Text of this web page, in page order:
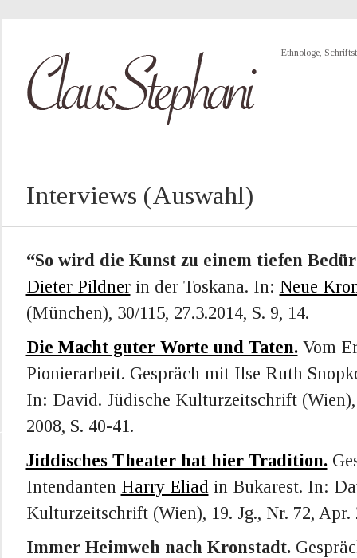
Ethnologe,
Interviews (Auswahl)
“So wird die Kunst zu einem tiefen
Dieter Pildnerin der Toskana. In: Neue
(München), 30/115, 27.3.2014, S. 9, 14.
Die Macht guter Worte und Taten.Vom
Pionierarbeit. Gespräch mit Ilse Ruth
In: David. Jüdische Kulturzeitschrift (Wien),
2008, S. 40-41.
Jiddisches Theater hat hier Tradition.
Intendanten Harry Eliadin Bukarest. In:
Kulturzeitschrift (Wien), 19. Jg., Nr. 72, Apr.
Immer Heimweh nach Kronstadt.